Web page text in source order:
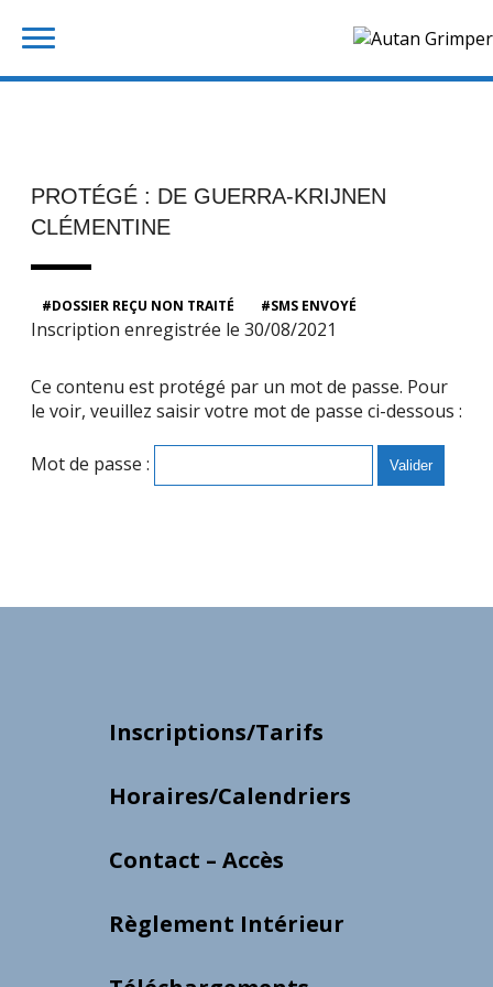
PROTÉGÉ : DE GUERRA-KRIJNEN
CLÉMENTINE
DOSSIER REÇU NON TRAITÉ SMS ENVOYÉ
Inscription enregistrée le 30/08/2021
Ce contenu est protégé par un mot de passe. Pour
le voir, veuillez saisir votre mot de passe ci-dessous :
Mot de passe :
Inscriptions/Tarifs
Horaires/Calendriers
Contact – Accès
Règlement Intérieur